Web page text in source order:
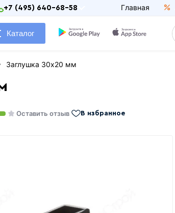
+7 (495) 640-68-58 Главная
Каталог
Заглушка 30х20 мм
Оставить отзыв В избранное